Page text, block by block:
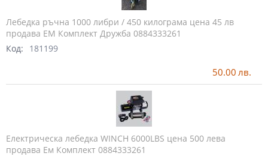
Лебедка ръчна 1000 либри / 450 килограма цена 45 лв
продава ЕМ Комплект Дружба 0884333261
Код:
181199
50.00 лв.
Електрическа лебедка WINCH 6000LBS цена 500 лева
продава Ем Комплект 0884333261